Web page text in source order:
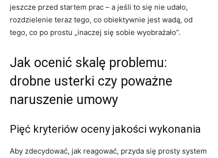
jeszcze przed startem prac – a jeśli to się nie udało,
rozdzielenie teraz tego, co obiektywnie jest wadą, od
tego, co po prostu „inaczej się sobie wyobrażało”.
Jak ocenić skalę problemu:
drobne usterki czy poważne
naruszenie umowy
Pięć kryteriów oceny jakości wykonania
Aby zdecydować, jak reagować, przyda się prosty system